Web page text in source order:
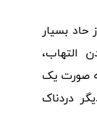
بسیار
التهاب،
صورت یک
دردناک